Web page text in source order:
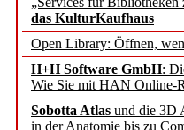
das KulturKaufhaus
Open Library: Öffnen,
H+H Software GmbH:
Wie Sie mit HAN Online-
Sobotta Atlas und die 3D
in der Anatomie bis zu
des
jedem